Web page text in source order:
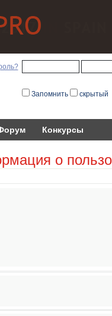
Запомнить скрытый
Конкурсы
о